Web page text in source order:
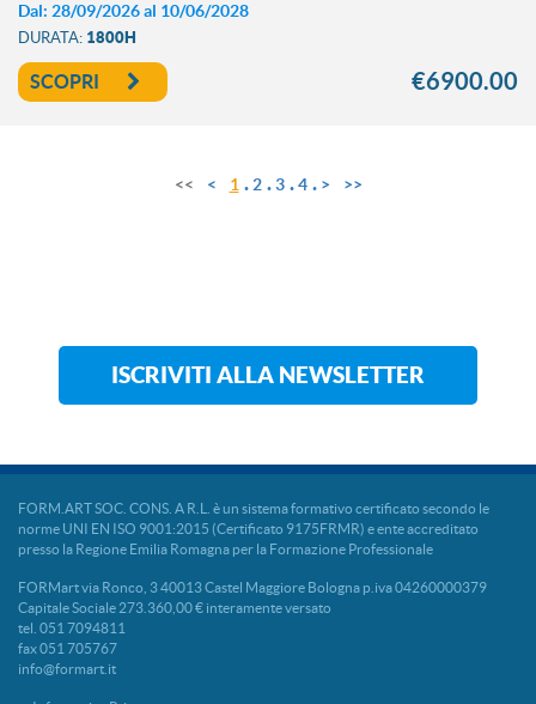
Dal: 28/09/2026 al 10/06/2028
DURATA: 1800H
SCOPRI €6900.00
<< < 1 2 3 4 > >>
ISCRIVITI ALLA NEWSLETTER
FORM.ART SOC. CONS. A R.L. è un sistema formativo certificato secondo le
norme UNI EN ISO 9001:2015 (Certificato 9175FRMR) e ente accreditato
presso la Regione Emilia Romagna per la Formazione Professionale
FORMart via Ronco, 3 40013 Castel Maggiore Bologna p.iva 04260000379
Capitale Sociale 273.360,00 € interamente versato
tel. 051 7094811
fax 051 705767
info@formart.it